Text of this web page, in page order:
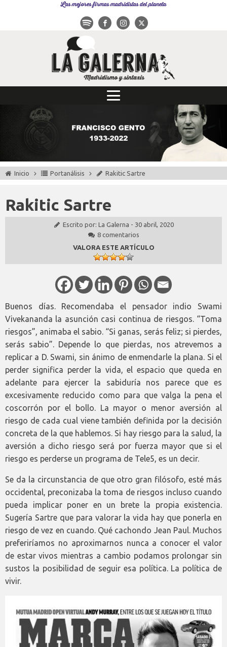
Las mejores firmas madridistas del planeta
Inicio Portanálisis Rakitic Sartre
Rakitic Sartre
Escrito por: La Galerna - 30 abril, 2020
8 comentarios
VALORA ESTE ARTÍCULO
Buenos días. Recomendaba el pensador indio Swami
Vivekananda la asunción casi continua de riesgos. “Toma
riesgos”, animaba el sabio. “Si ganas, serás feliz; si pierdes,
serás sabio”. Depende lo que pierdas, nos atrevemos a
replicar a D. Swami, sin ánimo de enmendarle la plana. Si el
perder significa perder la vida, el espacio que queda en
adelante para ejercer la sabiduría nos parece que es
excesivamente reducido como para que valga la pena el
coscorrón por el bollo. La mayor o menor aversión al
riesgo de cada cual viene también definida por la decisión
concreta de la que hablemos. Si hay riesgo para la salud, la
aversión a dicho riesgo será por fuerza mayor que si el
riesgo es perderse un programa de Tele5, es un decir.
Se da la circunstancia de que otro gran filósofo, esté más
occidental, preconizaba la toma de riesgos incluso cuando
pueda implicar poner en un brete la propia existencia.
Sugería Sartre que para valorar la vida hay que ponerla en
riesgo de vez en cuando. Qué cachondo Jean Paul. Muchos
preferiríamos no aproximarnos nunca a conocer el valor
de estar vivos mientras a cambio podamos prolongar sin
sustos la posibilidad de seguir esa política. La política de
vivir.